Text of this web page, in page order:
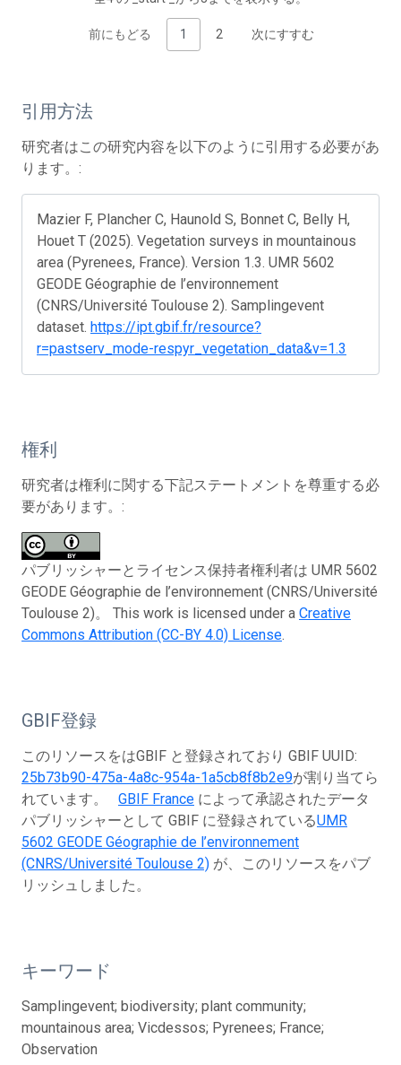
前にもどる 1 2 次にすすむ
引用方法
研究者はこの研究内容を以下のように引用する必要があ
ります。:
Mazier F, Plancher C, Haunold S, Bonnet C, Belly H,
Houet T (2025). Vegetation surveys in mountainous
area (Pyrenees, France). Version 1.3. UMR 5602
GEODE Géographie de l’environnement
(CNRS/Université Toulouse 2). Samplingevent
dataset. https://ipt.gbif.fr/resource?
r=pastserv_mode-respyr_vegetation_data&v=1.3
権利
研究者は権利に関する下記ステートメントを尊重する必
要があります。:
パブリッシャーとライセンス保持者権利者は UMR 5602
GEODE Géographie de l’environnement (CNRS/Université
Toulouse 2)。 This work is licensed under a Creative
Commons Attribution (CC-BY 4.0) License.
GBIF登録
このリソースをはGBIF と登録されており GBIF UUID:
25b73b90-475a-4a8c-954a-1a5cb8f8b2e9が割り当てら
れています。 GBIF France によって承認されたデータ
パブリッシャーとして GBIF に登録されているUMR
5602 GEODE Géographie de l’environnement
(CNRS/Université Toulouse 2) が、このリソースをパブ
リッシュしました。
キーワード
Samplingevent; biodiversity; plant community;
mountainous area; Vicdessos; Pyrenees; France;
Observation